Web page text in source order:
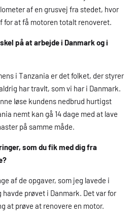
af en grusvej fra stedet, hvor
for at få motoren totalt renoveret.
på at arbejde i Danmark og i
i Tanzania er det folket, der styrer
har travlt, som vi har i Danmark.
løse kundens nedbrud hurtigst
nemt kan gå 14 dage med at lave
på samme måde.
som du fik med dig fra
af de opgaver, som jeg lavede i
prøvet i Danmark. Det var for
at prøve at renovere en motor.